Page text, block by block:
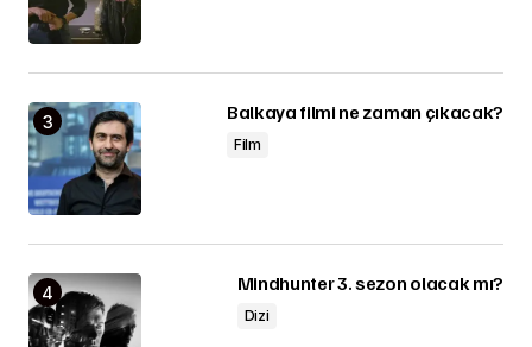
Balkaya filmi ne zaman çıkacak?
Film
Mindhunter 3. sezon olacak mı?
Dizi